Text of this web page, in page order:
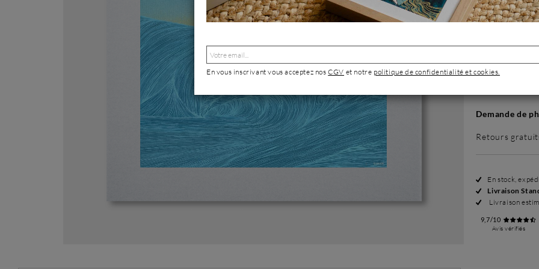
499 €
Demande de
Retours
En stock,
Livraison
Livraison
9,7/10
Avis vérifiés
En vous inscrivant vous acceptez nosCGV et notre politique de confidentialité et cookies.